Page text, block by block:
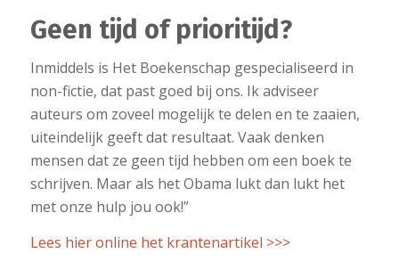
Geen tijd of prioritijd?
Inmiddels is Het Boekenschap gespecialiseerd in
non-fictie, dat past goed bij ons. Ik adviseer
auteurs om zoveel mogelijk te delen en te zaaien,
uiteindelijk geeft dat resultaat. Vaak denken
mensen dat ze geen tijd hebben om een boek te
schrijven. Maar als het Obama lukt dan lukt het
met onze hulp jou ook!”
Lees hier online het krantenartikel >>>